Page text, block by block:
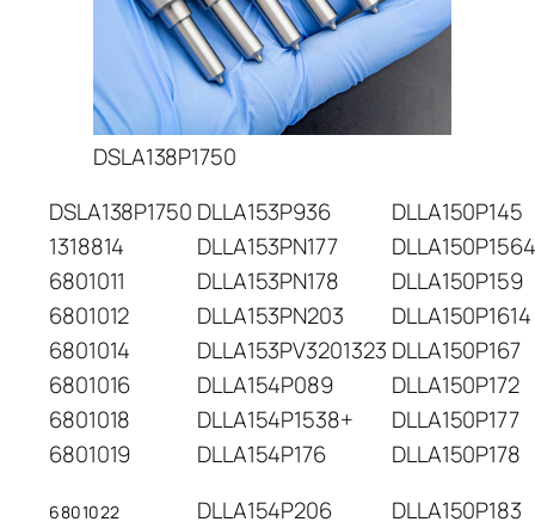
DSLA138P1750
DSLA138P1750 DLLA153P936
DLLA150P145
1318814
DLLA153PN177
6801011
DLLA153PN178
DLLA150P159
6801012
DLLA153PN203
DLLA150P1614
6801014
DLLA153PV3201323 DLLA150P167
6801016
DLLA154P089
DLLA150P172
6801018
DLLA154P1538+
DLLA150P177
6801019
DLLA154P176 DLLA150P178
6801022 DLLA154P206 DLLA150P183